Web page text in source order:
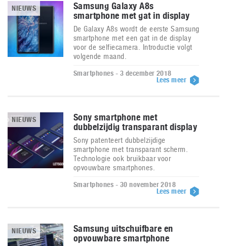
NIEUWS
Samsung Galaxy A8s
smartphone met gat in display
De Galaxy A8s wordt de eerste Samsung
smartphone met een gat in de display
voor de selfiecamera. Introductie volgt
volgende maand.
Smartphones - 3 december 2018
Lees meer
NIEUWS
Sony smartphone met
dubbelzijdig transparant display
Sony patenteert dubbelzijdige
smartphone met transparant scherm.
Technologie ook bruikbaar voor
opvouwbare smartphones.
Smartphones - 30 november 2018
Lees meer
NIEUWS
Samsung uitschuifbare en
opvouwbare smartphone